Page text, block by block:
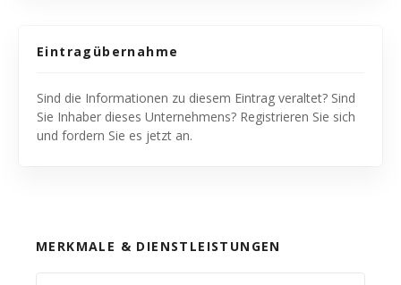
Eintragübernahme
Sind die Informationen zu diesem Eintrag veraltet? Sind
Sie Inhaber dieses Unternehmens? Registrieren Sie sich
und fordern Sie es jetzt an.
MERKMALE & DIENSTLEISTUNGEN